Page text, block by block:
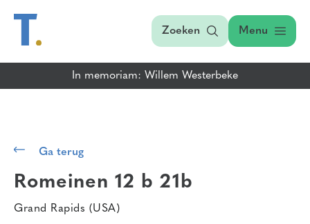
Zoeken Menu
In memoriam: Willem Westerbeke
Ga terug
Romeinen 12 b 21b
Grand Rapids (USA)